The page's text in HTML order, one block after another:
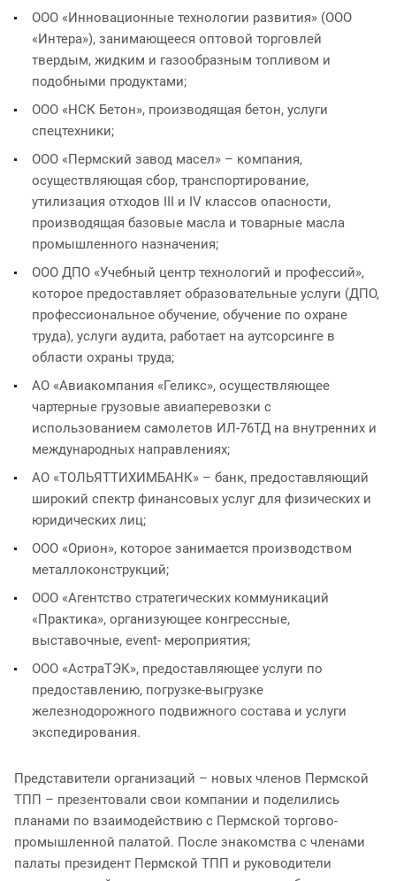
ООО «Инновационные технологии развития» (ООО
«Интера»), занимающееся оптовой торговлей
твердым, жидким и газообразным топливом и
подобными продуктами;
ООО «НСК Бетон», производящая бетон, услуги
спецтехники;
ООО «Пермский завод масел» – компания,
осуществляющая сбор, транспортирование,
утилизация отходов III и IV классов опасности,
производящая базовые масла и товарные масла
промышленного назначения;
ООО ДПО «Учебный центр технологий и профессий»,
которое предоставляет образовательные услуги (ДПО,
профессиональное обучение, обучение по охране
труда), услуги аудита, работает на аутсорсинге в
области охраны труда;
АО «Авиакомпания «Геликс», осуществляющее
чартерные грузовые авиаперевозки с
использованием самолетов ИЛ-76ТД на внутренних и
международных направлениях;
АО «ТОЛЬЯТТИХИМБАНК» – банк, предоставляющий
широкий спектр финансовых услуг для физических и
юридических лиц;
ООО «Орион», которое занимается производством
металлоконструкций;
ООО «Агентство стратегических коммуникаций
«Практика», организующее конгрессные,
выставочные, event- мероприятия;
ООО «АстраТЭК», предоставляющее услуги по
предоставлению, погрузке-выгрузке
железнодорожного подвижного состава и услуги
экспедирования.
Представители организаций – новых членов Пермской
ТПП – презентовали свои компании и поделились
планами по взаимодействию с Пермской торгово-
промышленной палатой. После знакомства с членами
палаты президент Пермской ТПП и руководители